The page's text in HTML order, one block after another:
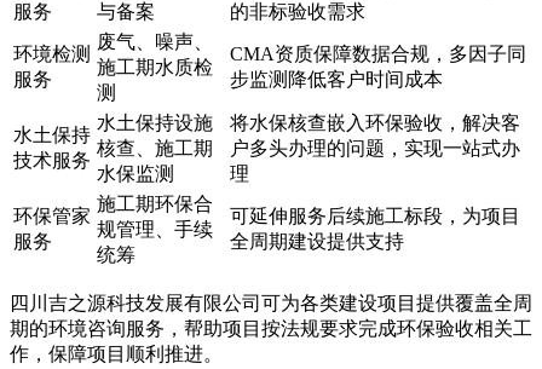
服务
与备案
的非标验收需求
环境检测
服务
废气、噪声、
施工期水质检
测
CMA资质保障数据合规，多因子同
步监测降低客户时间成本
水土保持
技术服务
水土保持设施
核查、施工期
水保监测
将水保核查嵌入环保验收，解决客
户多头办理的问题，实现一站式办
理
环保管家
服务
施工期环保合
规管理、手续
统筹
可延伸服务后续施工标段，为项目
全周期建设提供支持
四川吉之源科技发展有限公司可为各类建设项目提供覆盖全周
期的环境咨询服务，帮助项目按法规要求完成环保验收相关工
作，保障项目顺利推进。